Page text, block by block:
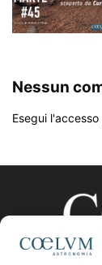
Nessun
Esegui